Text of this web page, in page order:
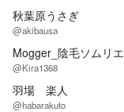
秋葉原うさぎ
@akibausa
Mogger_陰毛ソムリエ
@Kira1368
羽場 楽人
@habarakuto